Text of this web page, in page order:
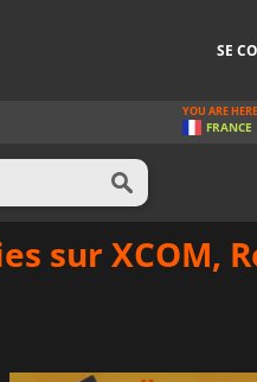
SE
YOU ARE HERE
FRANCE
sur XCOM,